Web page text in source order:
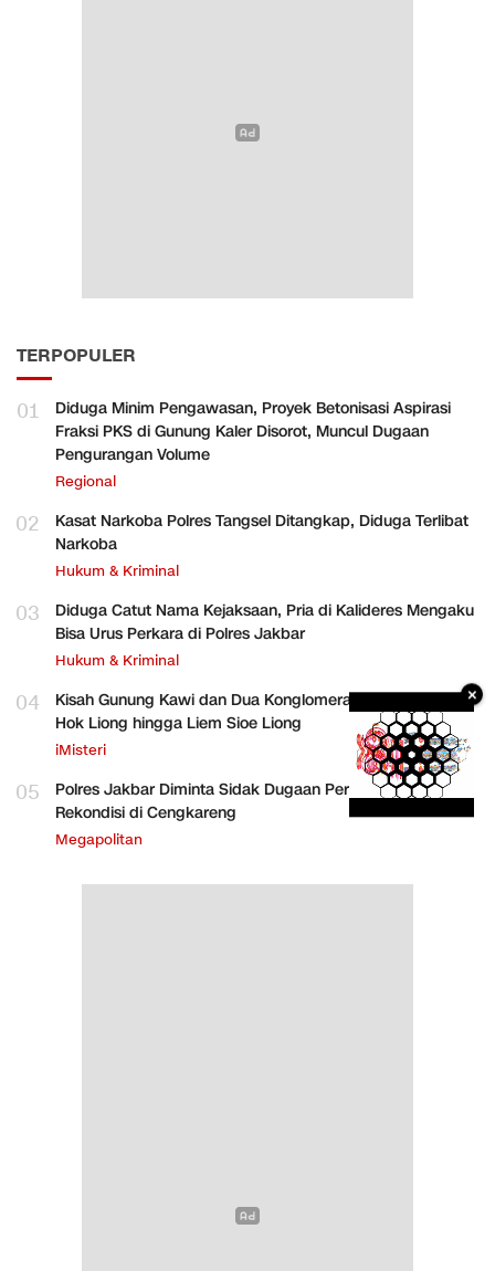
TERPOPULER
01
Diduga Minim Pengawasan, Proyek Betonisasi Aspirasi
Fraksi PKS di Gunung Kaler Disorot, Muncul Dugaan
Pengurangan Volume
Regional
02
Kasat Narkoba Polres Tangsel Ditangkap, Diduga Terlibat
Narkoba
Hukum & Kriminal
03
Diduga Catut Nama Kejaksaan, Pria di Kalideres Mengaku
Bisa Urus Perkara di Polres Jakbar
Hukum & Kriminal
04
Kisah Gunung Kawi dan Dua Konglomerat Indonesia Ong
Hok Liong hingga Liem Sioe Liong
iMisteri
05
Polres Jakbar Diminta Sidak Dugaan Perakitan HP
Rekondisi di Cengkareng
Megapolitan
×